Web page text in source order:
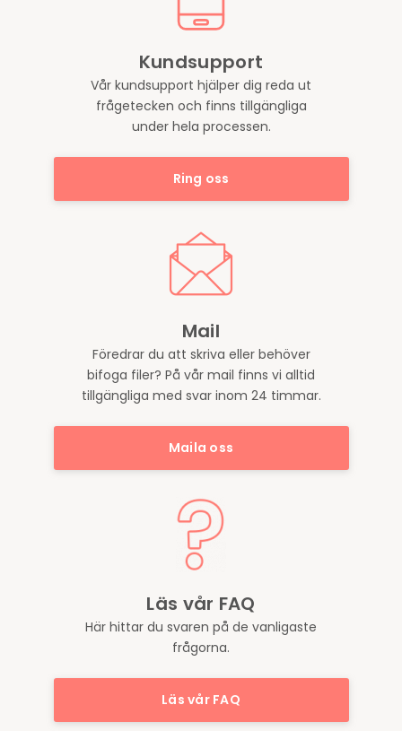
Kundsupport
Vår kundsupport hjälper dig reda ut
frågetecken och finns tillgängliga
under hela processen.
Ring oss
Mail
Föredrar du att skriva eller behöver
bifoga filer? På vår mail finns vi alltid
tillgängliga med svar inom 24 timmar.
Maila oss
Läs vår FAQ
Här hittar du svaren på de vanligaste
frågorna.
Läs vår FAQ